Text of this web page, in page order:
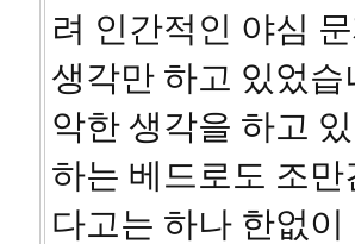
려 인간적인 야심
생각만 하고 있었
악한 생각을 하고
하는 베드로도 조
다고는 하나 한없